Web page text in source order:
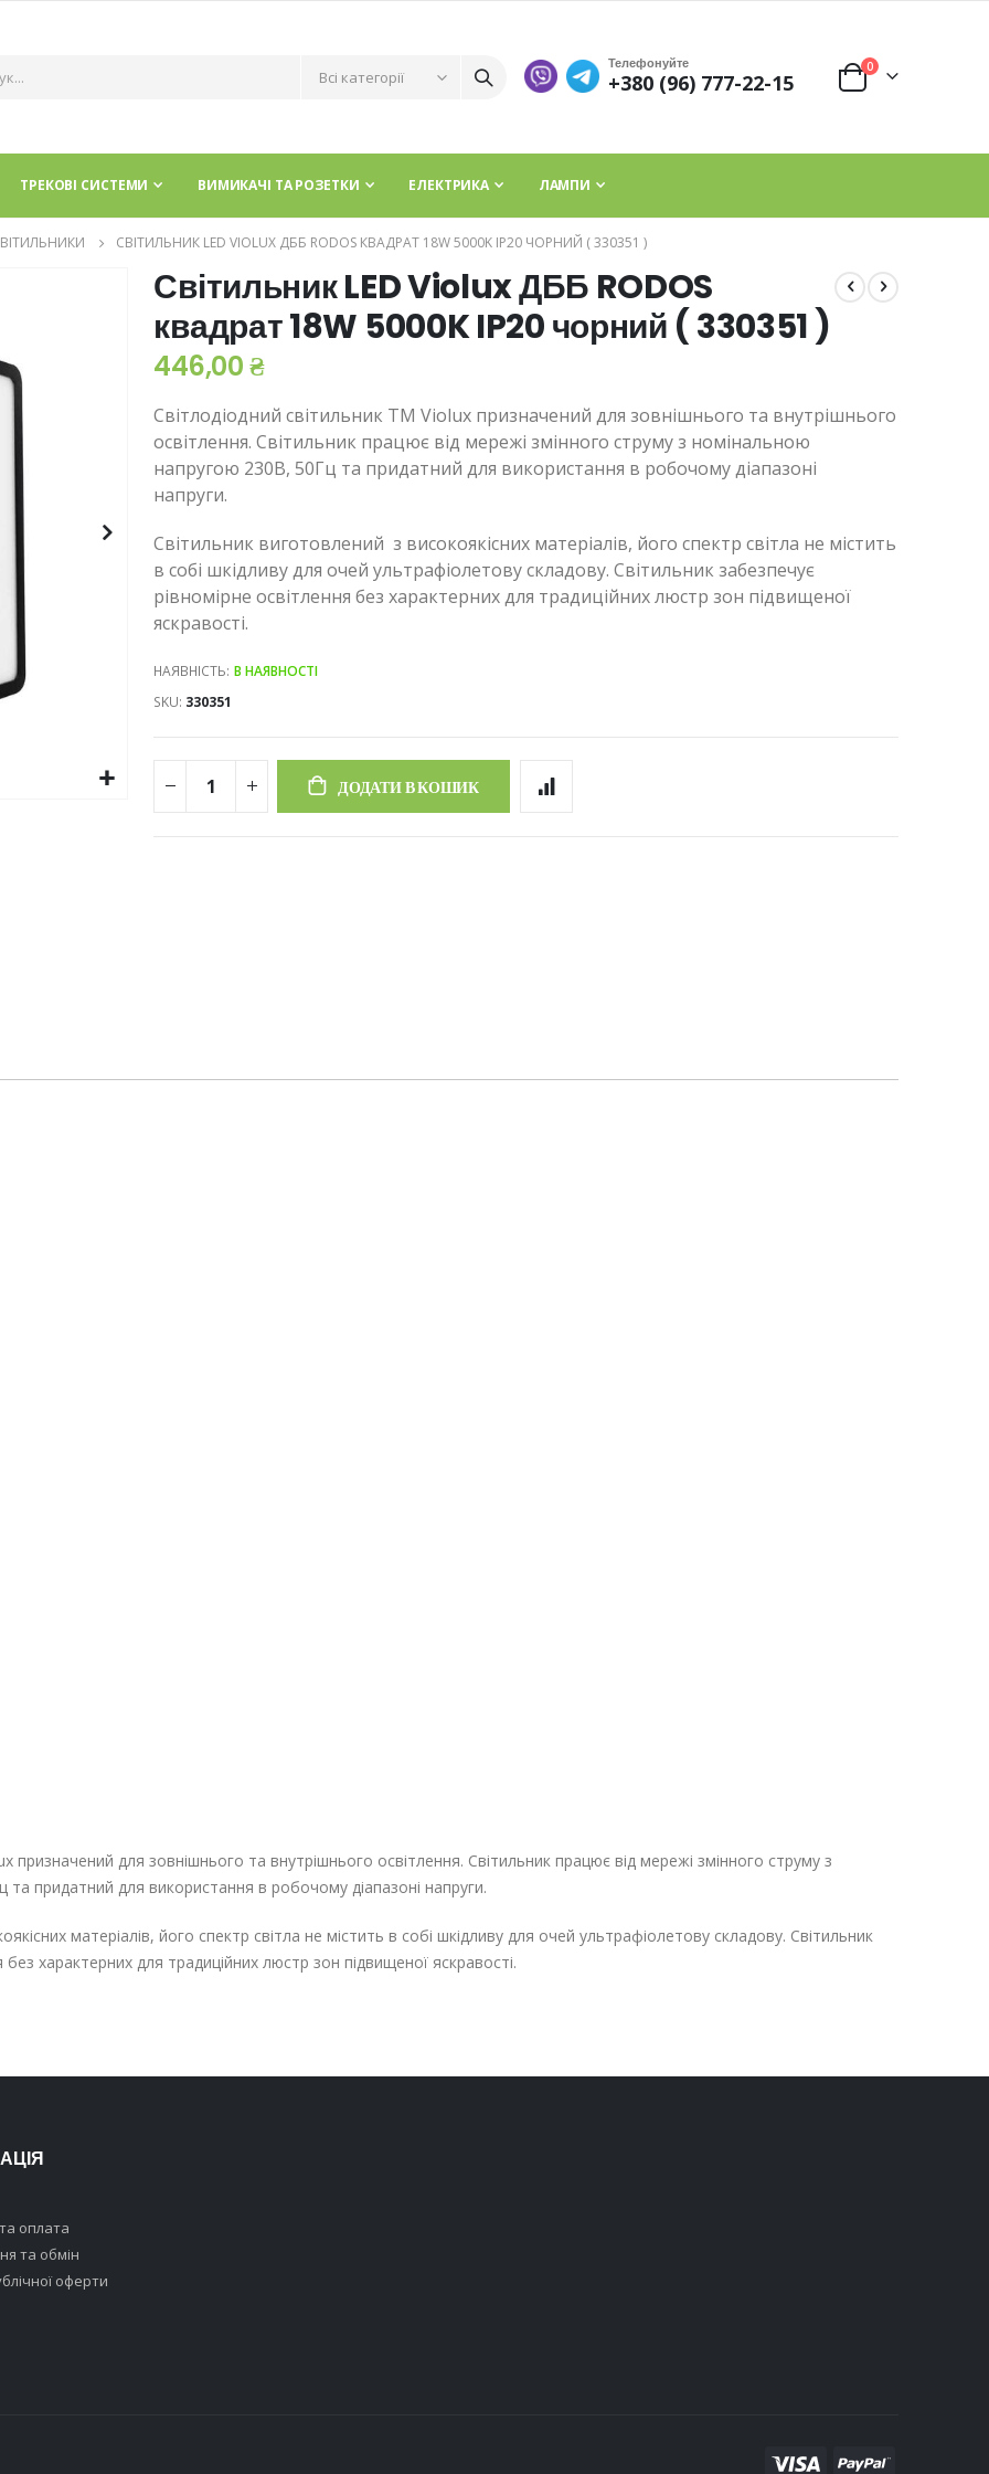
Телефонуйте
+380 (96) 777-22-15 Cart
0елементи
ТРЕКОВІ СИСТЕМИ ВИМИКАЧІ ТА РОЗЕТКИ ЕЛЕКТРИКА ЛАМПИ
СВІТИЛЬНИК LED VIOLUX ДББ RODOS КВАДРАТ 18W 5000K IP20 ЧОРНИЙ ( 330351 )
Світильник LED Violux ДББ RODOS
квадрат 18W 5000K IP20 чорний ( 330351 )
446,00 ₴
Світлодіодний світильник ТМ Violux призначений для зовнішнього та внутрішнього
освітлення. Світильник працює від мережі змінного струму з номінальною
напругою 230В, 50Гц та придатний для використання в робочому діапазоні
напруги.
Світильник виготовлений з високоякісних матеріалів, його спектр світла не містить
в собі шкідливу для очей ультрафіолетову складову. Світильник забезпечує
рівномірне освітлення без характерних для традиційних люстр зон підвищеної
яскравості.
НАЯВНІСТЬ: В НАЯВНОСТІ
SKU 330351
ДОДАТИ В КОШИК
призначений для зовнішнього та внутрішнього освітлення. Світильник працює від мережі змінного струму з
придатний для використання в робочому діапазоні напруги.
матеріалів, його спектр світла не містить в собі шкідливу для очей ультрафіолетову складову. Світильник
без характерних для традиційних люстр зон підвищеної яскравості.
оплата
та обмін
оферти